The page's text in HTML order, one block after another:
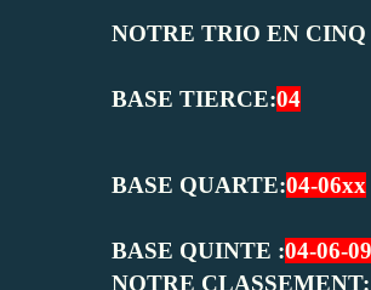
NOTRE TRIO EN
BASE TIERCE:04
BASE QUARTE:04-06xx
BASE QUINTE :04-06-
NOTRE CLASSEMENT: